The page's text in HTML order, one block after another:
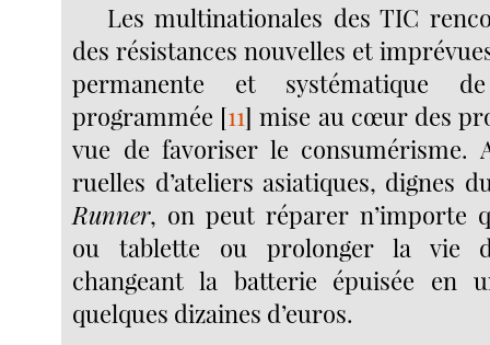
Les multinationales des TIC
des résistances nouvelles et
permanente et systématique de
programmée [11] mise au cœur des
vue de favoriser le consumérisme.
ruelles d’ateliers asiatiques, dignes
Runner, on peut réparer n’importe
ou tablette ou prolonger la vie
changeant la batterie épuisée en
quelques dizaines d’euros.